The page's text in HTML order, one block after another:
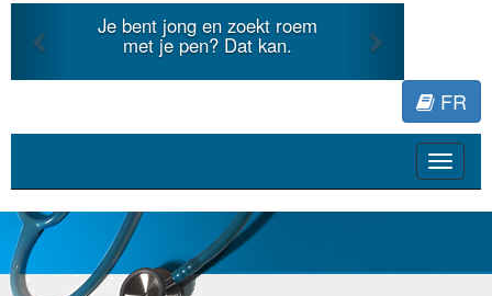
Je bent jong en zoekt roem
met je pen? Dat kan.
Previous
FR
Toggle